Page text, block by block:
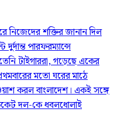
নিজেদের শক্তির জানান দিল
পারফরম্যান্সে
টাইগাররা, গড়েছে একের
মতো ঘরের মাঠে
করল বাংলাদেশ। একই সঙ্গে
দল-কে ধবলধোলাই